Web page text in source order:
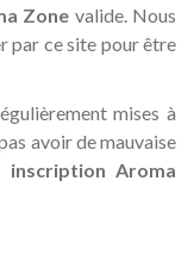
Zone valide. Nous
par ce site pour être
mises à
avoir de mauvaise
inscription Aroma